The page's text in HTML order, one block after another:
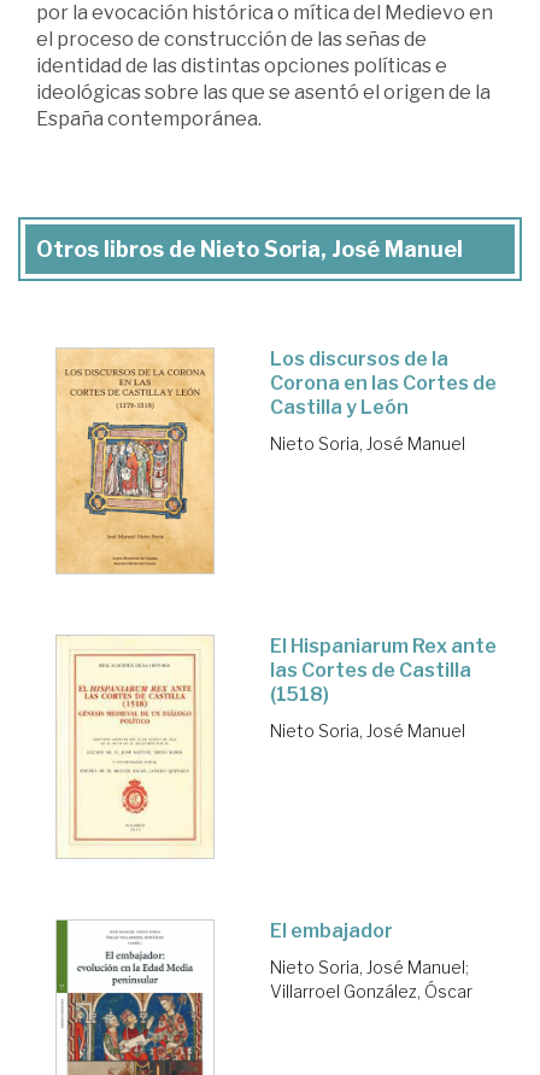
por la evocación histórica o mítica del Medievo en
el proceso de construcción de las señas de
identidad de las distintas opciones políticas e
ideológicas sobre las que se asentó el origen de la
España contemporánea.
Otros libros de Nieto Soria, José Manuel
Los discursos de la
Corona en las Cortes de
Castilla y León
Nieto Soria, José Manuel
El Hispaniarum Rex ante
las Cortes de Castilla
(1518)
Nieto Soria, José Manuel
El embajador
Nieto Soria, José Manuel;
Villarroel González, Óscar